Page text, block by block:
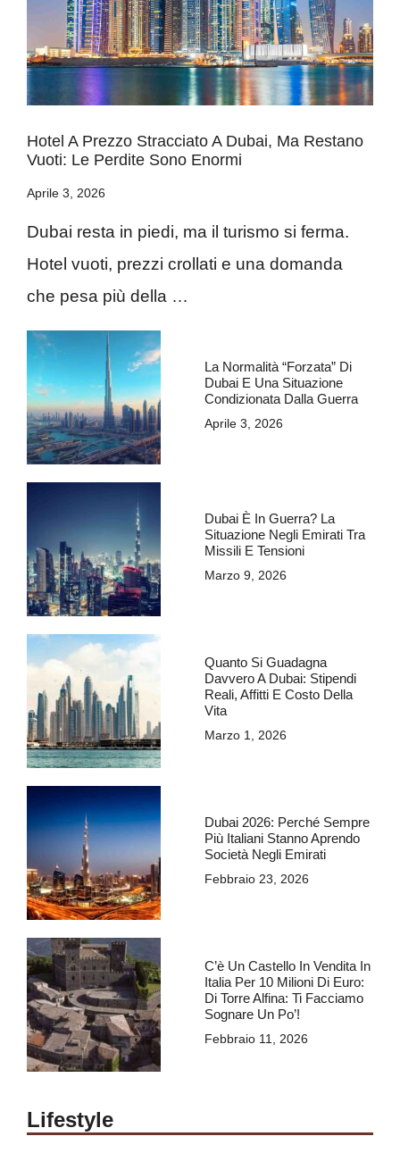
Hotel A Prezzo Stracciato A Dubai, Ma Restano
Vuoti: Le Perdite Sono Enormi
Aprile 3, 2026
Dubai resta in piedi, ma il turismo si ferma.
Hotel vuoti, prezzi crollati e una domanda
che pesa più della …
La Normalità “forzata” Di
Dubai E Una Situazione
Condizionata Dalla Guerra
Aprile 3, 2026
Dubai È In Guerra? La
Situazione Negli Emirati Tra
Missili E Tensioni
Marzo 9, 2026
Quanto Si Guadagna
Davvero A Dubai: Stipendi
Reali, Affitti E Costo Della
Vita
Marzo 1, 2026
Dubai 2026: Perché Sempre
Più Italiani Stanno Aprendo
Società Negli Emirati
Febbraio 23, 2026
C’è Un Castello In Vendita In
Italia Per 10 Milioni Di Euro:
Di Torre Alfina: Ti Facciamo
Sognare Un Po’!
Febbraio 11, 2026
Lifestyle